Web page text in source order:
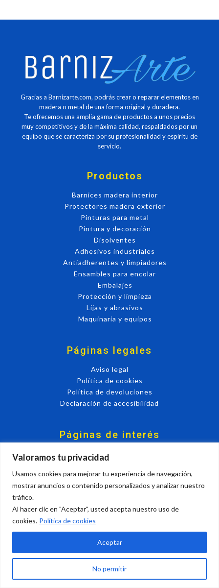
Valoramos tu privacidad
Usamos cookies para mejorar tu experiencia de navegación,
mostrar anuncios o contenido personalizados y analizar nuestro
tráfico.
Al hacer clic en "Aceptar", usted acepta nuestro uso de
cookies. Política de cookies
No permitir
Aceptar
Gracias a Barnizarte.com, podrás crear o reparar elementos en
madera o metal de una forma original y duradera.
Te ofrecemos una amplia gama de productos a unos precios
muy competitivos y de la máxima calidad, respaldados por un
equipo que se caracteriza por su profesionalidad y espíritu de
servicio.
Productos
Barnices madera interior
Protectores madera exterior
Pinturas para metal
Pintura y decoración
Disolventes
Adhesivos industriales
Antiadherentes y limpiadores
Ensambles para encolar
Embalajes
Protección y limpieza
Lijas y abrasivos
Maquinaria y equipos
Páginas legales
Aviso legal
Política de cookies
Política de devoluciones
Declaración de accesibilidad
Páginas de interés
Nosotros
Contacto
¿Necesitas ayuda? Contáctanos.